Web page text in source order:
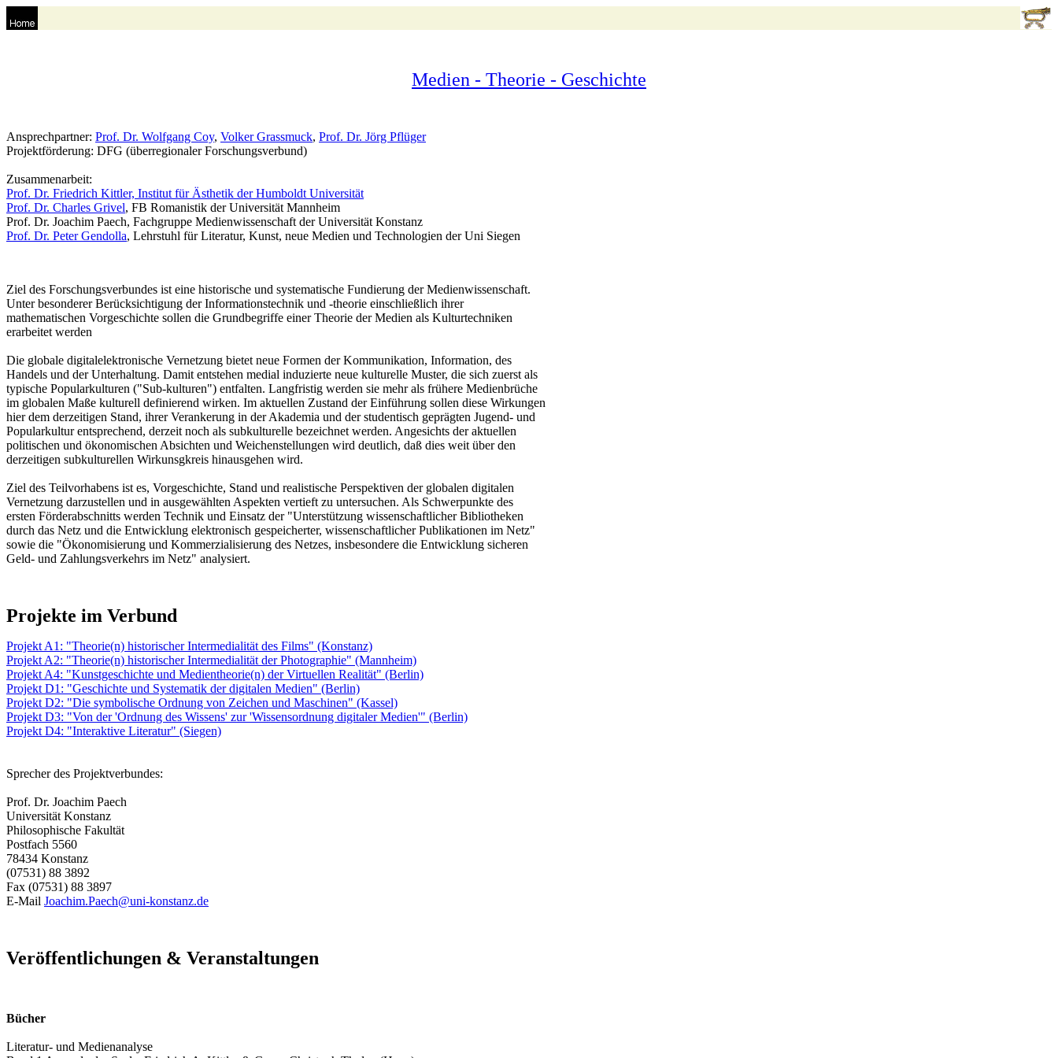
Medien - Theorie - Geschichte
Ansprechpartner: Prof. Dr. Wolfgang Coy, Volker Grassmuck, Prof. Dr. Jörg Pflüger
Projektförderung: DFG (überregionaler Forschungsverbund)
Zusammenarbeit:
Prof. Dr. Friedrich Kittler, Institut für Ästhetik der Humboldt Universität
Prof. Dr. Charles Grivel, FB Romanistik der Universität Mannheim
Prof. Dr. Joachim Paech, Fachgruppe Medienwissenschaft der Universität Konstanz
Prof. Dr. Peter Gendolla, Lehrstuhl für Literatur, Kunst, neue Medien und Technologien der Uni Siegen
Ziel des Forschungsverbundes ist eine historische und systematische Fundierung der Medienwissenschaft.
Unter besonderer Berücksichtigung der Informationstechnik und -theorie einschließlich ihrer
mathematischen Vorgeschichte sollen die Grundbegriffe einer Theorie der Medien als Kulturtechniken
erarbeitet werden
Die globale digitalelektronische Vernetzung bietet neue Formen der Kommunikation, Information, des
Handels und der Unterhaltung. Damit entstehen medial induzierte neue kulturelle Muster, die sich zuerst als
typische Popularkulturen ("Sub-kulturen") entfalten. Langfristig werden sie mehr als frühere Medienbrüche
im globalen Maße kulturell definierend wirken. Im aktuellen Zustand der Einführung sollen diese Wirkungen
hier dem derzeitigen Stand, ihrer Verankerung in der Akademia und der studentisch geprägten Jugend- und
Popularkultur entsprechend, derzeit noch als subkulturelle bezeichnet werden. Angesichts der aktuellen
politischen und ökonomischen Absichten und Weichenstellungen wird deutlich, daß dies weit über den
derzeitigen subkulturellen Wirkunsgkreis hinausgehen wird.
Ziel des Teilvorhabens ist es, Vorgeschichte, Stand und realistische Perspektiven der globalen digitalen
Vernetzung darzustellen und in ausgewählten Aspekten vertieft zu untersuchen. Als Schwerpunkte des
ersten Förderabschnitts werden Technik und Einsatz der "Unterstützung wissenschaftlicher Bibliotheken
durch das Netz und die Entwicklung elektronisch gespeicherter, wissenschaftlicher Publikationen im Netz"
sowie die "Ökonomisierung und Kommerzialisierung des Netzes, insbesondere die Entwicklung sicheren
Geld- und Zahlungsverkehrs im Netz" analysiert.
Projekte im Verbund
Projekt A1: "Theorie(n) historischer Intermedialität des Films" (Konstanz)
Projekt A2: "Theorie(n) historischer Intermedialität der Photographie" (Mannheim)
Projekt A4: "Kunstgeschichte und Medientheorie(n) der Virtuellen Realität" (Berlin)
Projekt D1: "Geschichte und Systematik der digitalen Medien" (Berlin)
Projekt D2: "Die symbolische Ordnung von Zeichen und Maschinen" (Kassel)
Projekt D3: "Von der 'Ordnung des Wissens' zur 'Wissensordnung digitaler Medien'" (Berlin)
Projekt D4: "Interaktive Literatur" (Siegen)
Sprecher des Projektverbundes:
Prof. Dr. Joachim Paech
Universität Konstanz
Philosophische Fakultät
Postfach 5560
78434 Konstanz
(07531) 88 3892
Fax (07531) 88 3897
E-Mail Joachim.Paech@uni-konstanz.de
Veröffentlichungen & Veranstaltungen
Bücher
Literatur- und Medienanalyse